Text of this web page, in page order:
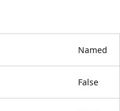
Named
False